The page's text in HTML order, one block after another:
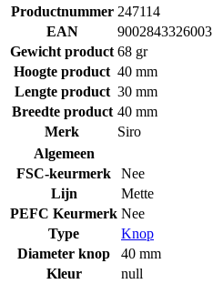
Productnummer 247114
EAN
9002843326003
Gewicht product 68 gr
Hoogte product 40 mm
Lengte product 30 mm
Breedte product 40 mm
Merk
Siro
Algemeen
FSC-keurmerk
Nee
Lijn
Mette
PEFC Keurmerk Nee
Type
Knop
Diameter knop
40 mm
Kleur
null